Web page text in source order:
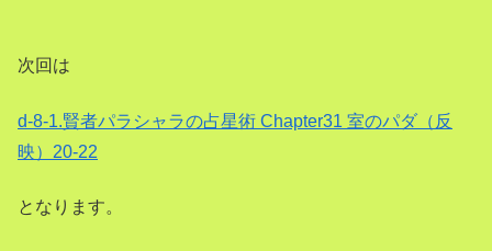
次回は
d-8-1.賢者パラシャラの占星術 Chapter31 室のパダ（反
映）20-22
となります。